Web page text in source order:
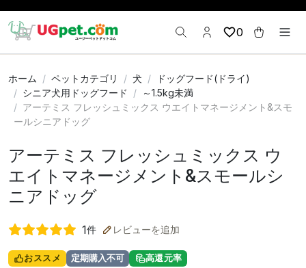
0
ホーム ペットカテゴリ 犬
ドッグフード(ドライ)
シニア犬用ドッグフード
～1.5kg未満
アーテミス フレッシュミックス ウエイトマネージメント&スモ
ールシニアドッグ
アーテミス フレッシュミックス ウ
エイトマネージメント&スモールシ
ニアドッグ
1件 レビューを追加
おススメ 定期購入不可 高還元率